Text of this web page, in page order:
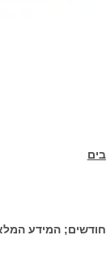
הניב את התוצאה המקווה לאחר 3 חודשים; המידע